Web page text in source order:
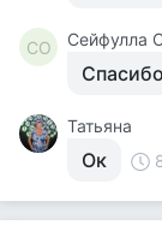
СО Сейфулла
Татьяна
Ок